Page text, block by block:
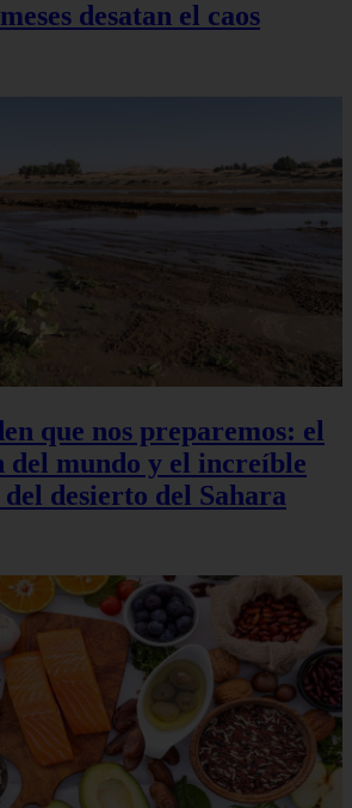
desatan el caos
que nos preparemos: el
del mundo y el increíble
desierto del Sahara